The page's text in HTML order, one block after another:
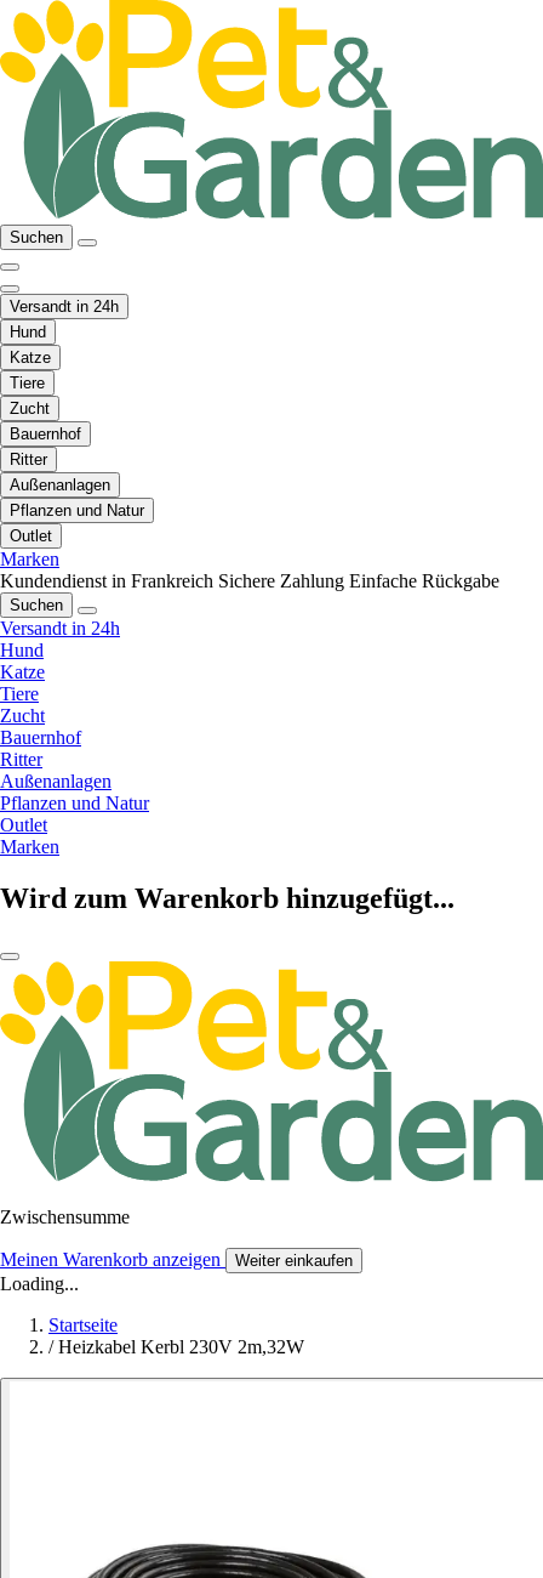
Suchen
Versandt in 24h
Hund
Katze
Tiere
Zucht
Bauernhof
Ritter
Außenanlagen
Pflanzen und Natur
Outlet
Marken
Kundendienst in Frankreich Sichere Zahlung Einfache Rückgabe
Suchen
Versandt in 24h
Hund
Katze
Tiere
Zucht
Bauernhof
Ritter
Außenanlagen
Pflanzen und Natur
Outlet
Marken
Wird zum Warenkorb hinzugefügt...
Zwischensumme
Meinen Warenkorb anzeigen Weiter einkaufen
Loading...
Startseite
/ Heizkabel Kerbl 230V 2m,32W